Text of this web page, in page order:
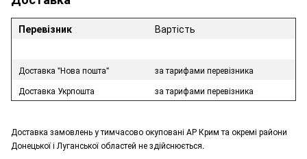
Перевізник Вартість
Доставка "Нова пошта"
за тарифами перевізника
Доставка Укрпошта
за тарифами перевізника
Доставка замовлень у тимчасово окуповані АР Крим та окремі райони
Донецької і Луганської областей не здійснюється.